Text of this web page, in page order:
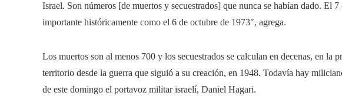
Israel. Son números [de muertos y secuestrados] que nunca se habían dado. El
importante históricamente como el 6 de octubre de 1973″, agrega.
Los muertos son al menos 700 y los secuestrados se calculan en decenas, en la
territorio desde la guerra que siguió a su creación, en 1948. Todavía hay
de este domingo el portavoz militar israelí, Daniel Hagari.